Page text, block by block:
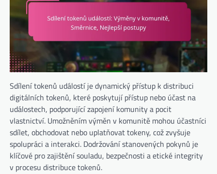
Sdílení tokenů událostí je dynamický přístup k distribuci
digitálních tokenů, které poskytují přístup nebo účast na
událostech, podporující zapojení komunity a pocit
vlastnictví. Umožněním výměn v komunitě mohou účastníci
sdílet, obchodovat nebo uplatňovat tokeny, což zvyšuje
spolupráci a interakci. Dodržování stanovených pokynů je
klíčové pro zajištění souladu, bezpečnosti a etické integrity
v procesu distribuce tokenů.